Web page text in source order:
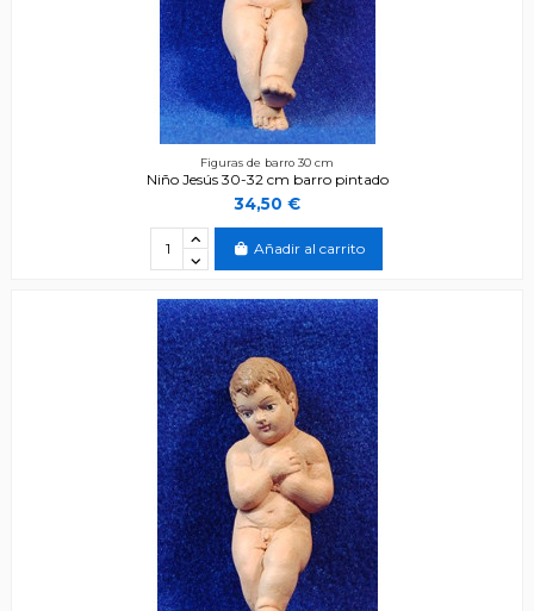
Figuras de barro 30 cm
Niño Jesús 30-32 cm barro pintado
34,50 €
Añadir al carrito